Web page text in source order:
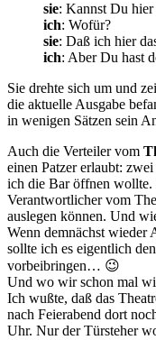
sie: Kannst Du hier
ich: Wofür?
sie: Daß ich hier
ich: Aber Du hast
Sie drehte sich um und
die aktuelle Ausgabe
in wenigen Sätzen sein
Auch die Verteiler vom
einen Patzer erlaubt:
ich die Bar öffnen wollte.
Verantwortlicher vom
auslegen können. Und
Wenn demnächst wieder
sollte ich es eigentlich
vorbeibringen… 😉
Und wo wir schon mal
Ich wußte, daß das
nach Feierabend dort
Uhr. Nur der Türsteher